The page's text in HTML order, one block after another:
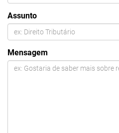
Assunto
Mensagem